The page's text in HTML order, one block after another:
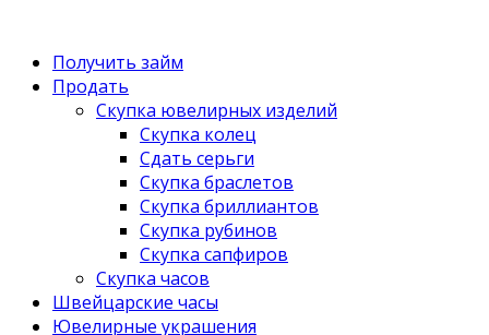
Получить займ
Продать
Скупка ювелирных изделий
Скупка колец
Сдать серьги
Скупка браслетов
Скупка бриллиантов
Скупка рубинов
Скупка сапфиров
Скупка часов
Швейцарские часы
Ювелирные украшения